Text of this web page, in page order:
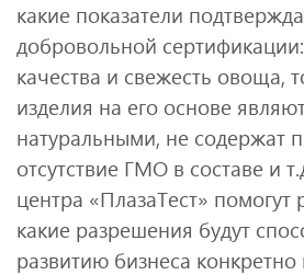
какие показатели
добровольной
качества и свежесть овоща,
изделия на его основе
натуральными, не содержат
отсутствие ГМО в составе и
центра «ПлазаТест» помогут
какие разрешения будут
развитию бизнеса